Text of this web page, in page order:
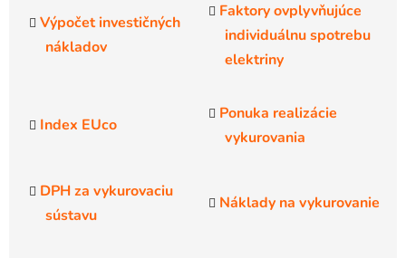
Výpočet investičných
nákladov
Faktory ovplyvňujúce
individuálnu spotrebu
elektriny
Index EUco
Ponuka realizácie
vykurovania
DPH za vykurovaciu
sústavu
Náklady na vykurovanie